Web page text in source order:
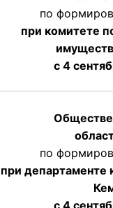
по
при комитете
с 4
по
при департаменте
с 4